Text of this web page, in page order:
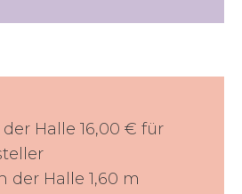
Halle 16,00 € für
der Halle 1,60 m